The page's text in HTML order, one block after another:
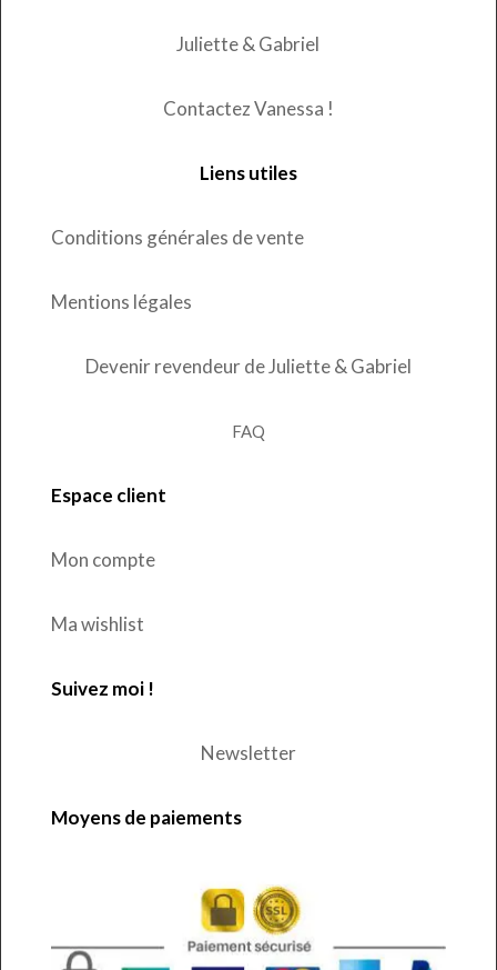
Juliette & Gabriel
Contactez Vanessa !
Liens utiles
Conditions générales de vente
Mentions légales
Devenir revendeur de Juliette & Gabriel
FAQ
Espace client
Mon compte
Ma wishlist
Suivez moi !
Newsletter
Moyens de paiements